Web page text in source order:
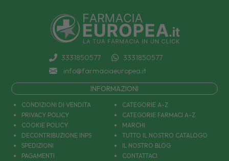
3331850577
3331850577
info@farmaciaeuropea.it
INFORMAZIONI
CONDIZIONI DI VENDITA
PRIVACY POLICY
COOKIE POLICY
DECONTRIBUZIONE INPS
SPEDIZIONI
PAGAMENTI
CATEGORIE A-Z
CATEGORIE FARMACI A-Z
MARCHI
TUTTO IL NOSTRO CATALOGO
IL NOSTRO BLOG
CONTATTACI